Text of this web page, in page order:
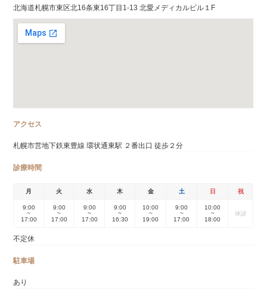
北海道札幌市東区北16条東16丁目1-13 北愛メディカルビル１F
アクセス
札幌市営地下鉄東豊線 環状通東駅 ２番出口 徒歩２分
診療時間
月 火 水 木 金 土 日 祝
9:00
~
17:00
9:00
~
17:00
9:00
~
17:00
9:00
~
16:30
10:00
~
19:00
9:00
~
17:00
10:00
~
18:00
休診
不定休
駐車場
あり